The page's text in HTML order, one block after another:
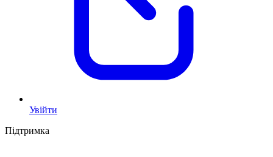
Увійти
Підтримка